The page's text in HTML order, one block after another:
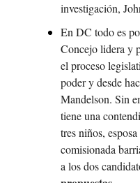
investigación,
En DC todo es
Concejo lidera y
el proceso
poder y desde
Mandelson. Sin
tiene una
tres niños,
comisionada
a los dos